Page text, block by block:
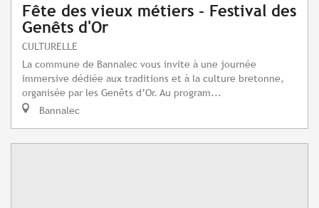
Fête des vieux métiers - Festival des
Genêts d'Or
CULTURELLE
La commune de Bannalec vous invite à une journée
immersive dédiée aux traditions et à la culture bretonne,
organisée par les Genêts d’Or. Au program...
Bannalec